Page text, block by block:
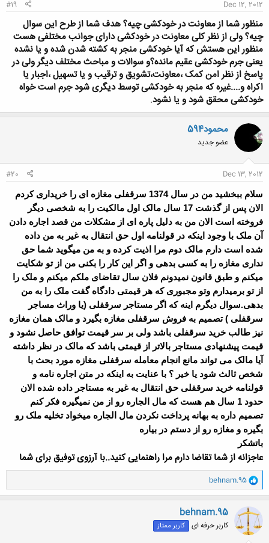
Dec 12, 2012
#19
منظور شما از معاونت در خودکشی چیه؟ هدف شما از طرح این سوال
چیه؟ ولی از نظر کلی معاونت در خودکشی دارای جوانب مختلفی هست
منظور این هستش که آیا خودکشی منجر به کشته شدن شده و یا نشده
یعنی جرم خودکشی عقیم مانده؟و سوالات و مباحث مختلف دیگر ولی در
پاسخ از نظر امن کمک ،معاونت،تشویق و ترقیب و یا تسهیل ،اجبار یا
اکراه و....غیره که منجر به خودکشی توسط دیگری شود جرم است خواه
خودکشی محقق شود و یا نشود.
محمود594
عضو جدید
Dec 13, 2012
#20
سلام ببخشید من در سال 1374 سرقفلی مغازه ای را خریداری کردم
الان پس از گذشت 17 سال مالک اول مالکیت را به شخصی دیگر
فروخته است الان من به دلیل پاره ای از مشکلات من قصد اجاره دادن
آن ملک با وجود اینکه در قولنامه اول حق انتقال به غیر به من داده
شده است دارم مالک دوم مرا اذیت کرده و به من میگوید شما حق
نداری مغازه را به کسی بدهی و اگر این کار را بکنی من از تو شکایت
میکنم و طبق قانون نمیدونم فلان سال تقاضای ملکم میکنم و ملک را
از تو برمیدارم وتو مجبوری که هر قیمتی دادگاه گفت ملک را به من
بدهی.سوال دیگرم اینه که اگر مستاجر سرقفلی (یا وراث مساجر
سرقفلی ) تصمیم به فروش سرقفلی مغازه بگیرد و مالک همان مغازه
نیز طالب خرید سرقفلی باشد ولی بر سر قیمت توافق حاصل نشود و
قیمت پیشنهادی مستاجر بالاتر از قیمتی باشد که مالک در نظر داشته
آیا مالک می تواند مانع انجام معامله سرقفلی مغازه مورد بحث با
شخص ثالث شود یا خیر ؟ با عنایت به اینکه در متن اجاره نامه و
قولنامه خرید سرقفلی حق انتقال به غیر به مستاجر داده شده الان
حدود 1 سال هم هست که مال الجاره رو از من نمیگیره فکر کنم
تصمیم داره به بهانه پرداخت نکردن مال الجاره میخواد تخلیه ملک رو
بگیره و مغازه رو از دستم در بیاره
باتشکر
عاجزانه از شما تقاضا دارم مرا راهنمایی کنید..با آرزوی توفیق برای شما
و
ا
ک
ن
ش
ه
ا
behnam.95
behnam.95
کاربر حرفه ای کاربر ممتاز